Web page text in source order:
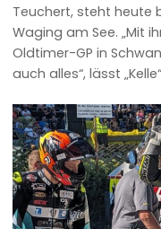
Teuchert, steht heute
Waging am See. „Mit
Oldtimer-GP in
auch alles“, lässt